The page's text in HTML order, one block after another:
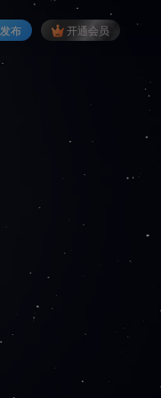
发布 开通会员